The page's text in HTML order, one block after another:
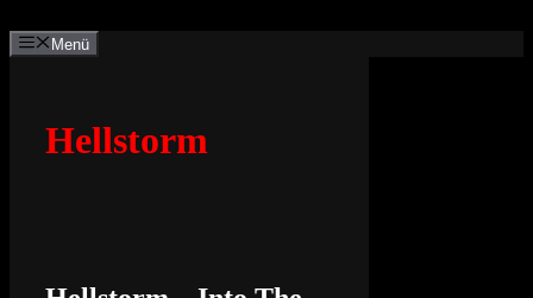
Inhalt
springen
Menü
Hellstorm